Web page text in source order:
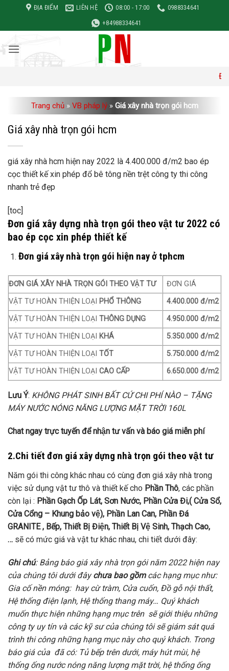
nội
dung
ĐỊA ĐIỂM LIÊN HỆ 08:00 - 17:00
0988334641
+84988334641
Đơn giá xây
Trang chủ » VB pháp lý » Giá xây nhà trọn gói hcm
Giá xây nhà trọn gói hcm
giá xây nhà hcm hiện nay 2022 là 4.400.000 đ/m2 bao ép
cọc thiết kế xin phép đổ bê tông nền trệt công ty thi công
nhanh trẻ đẹp
[toc]
Đơn giá xây dựng nhà trọn gói theo vật tư 2022 có
bao ép cọc xin phép thiết kế
Đơn giá xây nhà trọn gói hiện nay ở tphcm
ĐƠN GIÁ XÂY NHÀ TRỌN GÓI THEO VẬT TƯ
ĐƠN GIÁ
VẬT TƯ HOÀN THIỆN LOẠI PHỔ THÔNG
4.400.000 đ/m2
VẬT TƯ HOÀN THIỆN LOẠI THÔNG DỤNG
4.950.000 đ/m2
VẬT TƯ HOÀN THIỆN LOẠI KHÁ
5.350.000 đ/m2
VẬT TƯ HOÀN THIỆN LOẠI TỐT
5.750.000 đ/m2
VẬT TƯ HOÀN THIỆN LOẠI CAO CẤP 6.650.000 đ/m2
Lưu Ý: KHÔNG PHÁT SINH BẤT CỨ CHI PHÍ NÀO – TẶNG
MÁY NƯỚC NÓNG NĂNG LƯỢNG MẶT TRỜI 160L
Chat ngay trực tuyến để nhận tư vấn và báo giá miễn phí
2.Chi tiết đơn giá xây dựng nhà trọn gói theo vật tư
Năm gói thi công khác nhau có cùng đơn giá xây nhà trong
việc sử dụng vật tư thô và thiết kế cho Phần Thô, các phần
còn lại : Phần Gạch Ốp Lát, Sơn Nước, Phần Cửa Đi,( Cửa Sổ,
Cửa Cổng – Khung bảo vệ), Phần Lan Can, Phần Đá
GRANITE , Bếp, Thiết Bị Điện, Thiết Bị Vệ Sinh, Thạch Cao,
… sẽ có mức giá và vật tư khác nhau, chi tiết dưới đây:
Ghi chú: Bảng báo giá xây nhà trọn gói năm 2022 hiện nay
của chúng tôi dưới đâychưa bao gồmcác hạng mục như:
Gia cố nền móng: hay cừ tràm, Cửa cuốn, Đồ gỗ nội thất,
Hệ thống điện lạnh, Hệ thống thang máy… Quý khách
muốn thực hiện những hạng mục trên sẽ giới thiệu những
công ty uy tín và các kỹ sư của chúng tôi sẽ giám sát quá
trình thi công những hạng mục này cho quý khách. Trong
báo giá của đã có: Tủ bếp trên dưới, máy hút mùi, hệ
thống ống nước nóng năng lượng mặt trời, hệ thống ống